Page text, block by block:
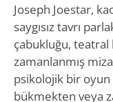
Joseph Joestar,
saygısız tavrı
çabukluğu,
zamanlanmış
psikolojik bir oyun
bükmekten veya